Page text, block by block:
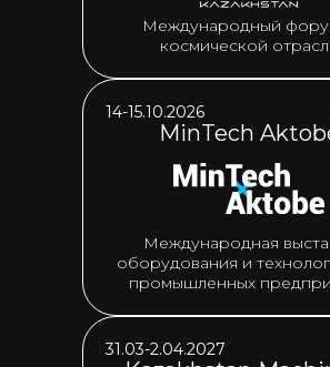
Международный
космической
14-15.10.2026
MinTech
Международная
оборудования и
промышленных
31.03-2.04.2027